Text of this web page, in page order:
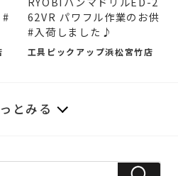
62VR パワフル作業のお供
#入荷しました♪
工具ピックアップ浜松宮竹店
とみる